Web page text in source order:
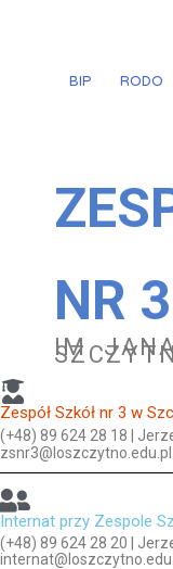
BIP
RODO
NR 3
IM.
Zespół Szkół nr 3 w
(+48) 89 624 28 18 |
zsnr3@loszczytno.edu.pl
Internat przy Zespole
(+48) 89 624 28 20 |